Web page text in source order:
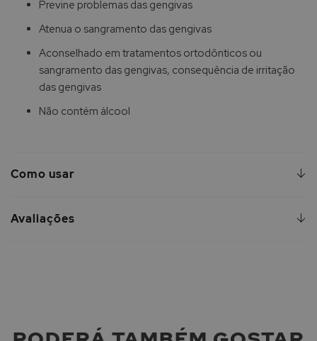
Previne problemas das gengivas
Atenua o sangramento das gengivas
Aconselhado em tratamentos ortodônticos ou
sangramento das gengivas, consequência de irritação
das gengivas
Não contém álcool
Como usar
Avaliações